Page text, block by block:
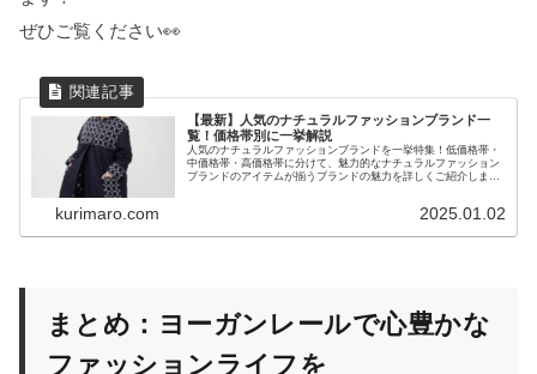
ぜひご覧ください👀
【最新】人気のナチュラルファッションブランド一
覧！価格帯別に一挙解説
人気のナチュラルファッションブランドを一挙特集！低価格帯・
中価格帯・高価格帯に分けて、魅力的なナチュラルファッション
ブランドのアイテムが揃うブランドの魅力を詳しくご紹介しま
kurimaro.com 2025.01.02
まとめ：ヨーガンレールで心豊かな
ファッションライフを